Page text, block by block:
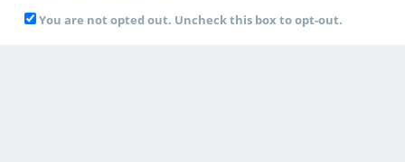
You are not opted out. Uncheck this box to opt-out.